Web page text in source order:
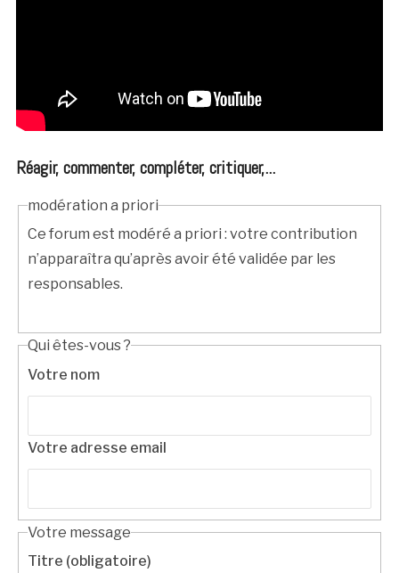
Réagir, commenter, compléter, critiquer,...
modération a priori
Ce forum est modéré a priori : votre contribution
n’apparaîtra qu’après avoir été validée par les
responsables.
Qui êtes-vous ?
Votre nom
Votre adresse email
Votre message
Titre (obligatoire)